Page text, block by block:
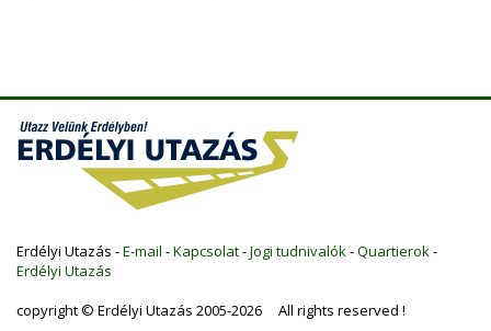
Erdélyi Utazás -E-mail -Kapcsolat-Jogi tudnivalók -Quartierok -
Erdélyi Utazás
copyright © Erdélyi Utazás 2005-2026 All rights reserved !